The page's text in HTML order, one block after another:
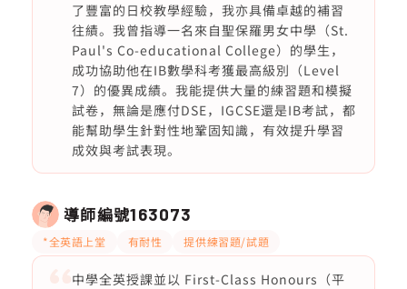
了豐富的日校教學經驗，我亦具備卓越的補習
往績。我曾指導一名來自聖保羅男女中學（St.
Paul's Co-educational College）的學生，
成功協助他在IB數學科考獲最高級別（Level
7）的優異成績。我能提供大量的練習題和模擬
試卷，無論是應付DSE，IGCSE還是IB考試，都
能幫助學生針對性地鞏固知識，有效提升學習
成效與考試表現。
導師編號163073
*全英語上堂 有耐性 提供練習題/試題
中學全英授課並以 First-Class Honours（平